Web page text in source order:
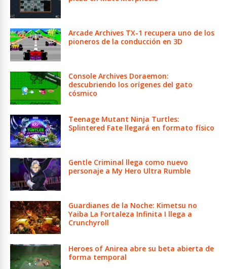
Arcade Archives TX-1 recupera uno de los
pioneros de la conducción en 3D
Console Archives Doraemon:
descubriendo los orígenes del gato
cósmico
Teenage Mutant Ninja Turtles:
Splintered Fate llegará en formato físico
Gentle Criminal llega como nuevo
personaje a My Hero Ultra Rumble
Guardianes de la Noche: Kimetsu no
Yaiba La Fortaleza Infinita I llega a
Crunchyroll
Heroes of Anirea abre su beta abierta de
forma temporal